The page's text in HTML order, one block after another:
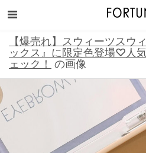
【爆売れ】スウィーツスウ
ックス』に限定色登場♡人
ェック！
の画像